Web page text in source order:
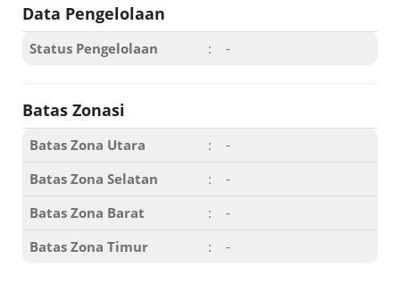
Data Pengelolaan
Status Pengelolaan : -
Batas Zonasi
Batas Zona Utara :
-
Batas Zona Selatan
:
-
Batas Zona Barat
:
-
Batas Zona Timur
: -